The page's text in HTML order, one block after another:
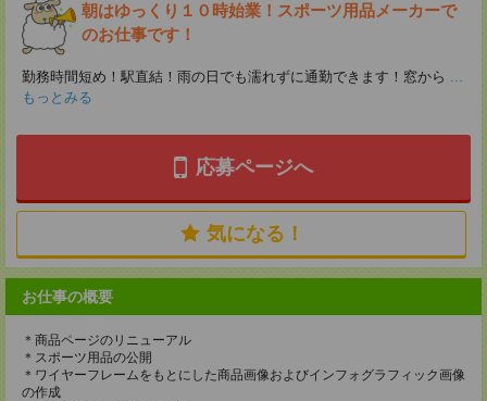
朝はゆっくり１０時始業！スポーツ用品メーカーで
のお仕事です！
勤務時間短め！駅直結！雨の日でも濡れずに通勤できます！窓から ...
もっとみる
応募ページへ
気になる！
お仕事の概要
＊商品ページのリニューアル
＊スポーツ用品の公開
＊ワイヤーフレームをもとにした商品画像およびインフォグラフィック画像
の作成